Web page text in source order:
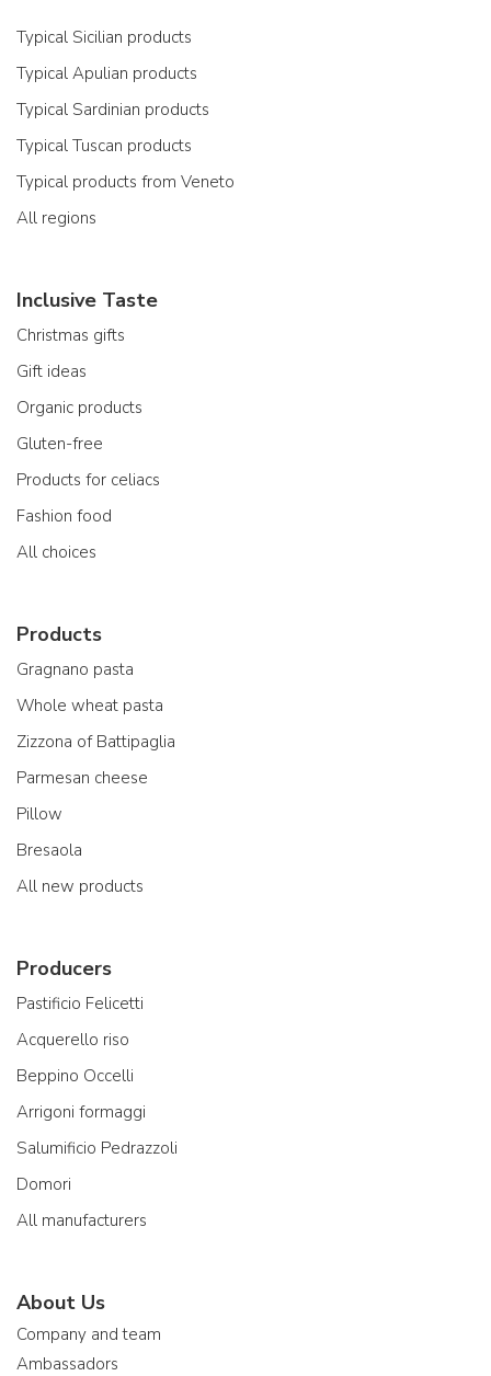
Typical Sicilian products
Typical Apulian products
Typical Sardinian products
Typical Tuscan products
Typical products from Veneto
All regions
Inclusive Taste
Christmas gifts
Gift ideas
Organic products
Gluten-free
Products for celiacs
Fashion food
All choices
Products
Gragnano pasta
Whole wheat pasta
Zizzona of Battipaglia
Parmesan cheese
Pillow
Bresaola
All new products
Producers
Pastificio Felicetti
Acquerello riso
Beppino Occelli
Arrigoni formaggi
Salumificio Pedrazzoli
Domori
All manufacturers
About Us
Company and team
Ambassadors